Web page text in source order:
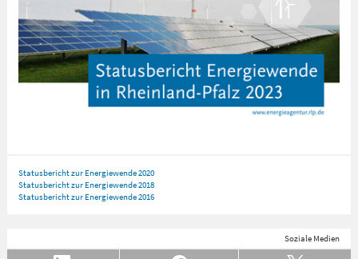
Statusbericht zur Energiewende 2020
Statusbericht zur Energiewende 2018
Statusbericht zur Energiewende 2016
Soziale Medien